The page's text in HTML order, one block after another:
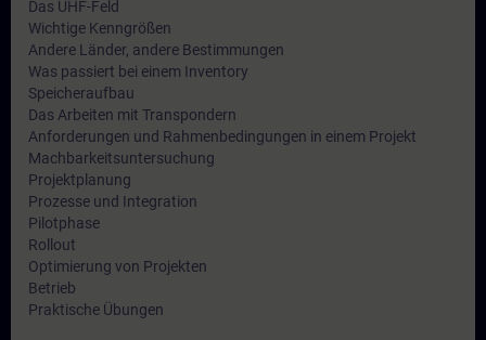
Das UHF-Feld
Wichtige Kenngrößen
Andere Länder, andere Bestimmungen
Was passiert bei einem Inventory
Speicheraufbau
Das Arbeiten mit Transpondern
Anforderungen und Rahmenbedingungen in einem Projekt
Machbarkeitsuntersuchung
Projektplanung
Prozesse und Integration
Pilotphase
Rollout
Optimierung von Projekten
Betrieb
Praktische Übungen